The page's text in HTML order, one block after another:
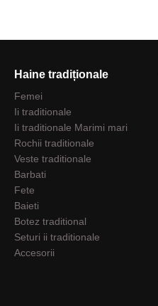
Haine tradiționale
Femei
Ii traditionale
Ii traditionale Marimi mari
Rochii traditionale
Veste traditionale
Barbati
Fete
Baieti
Botez traditional
Seturi ii traditionale
Accesorii